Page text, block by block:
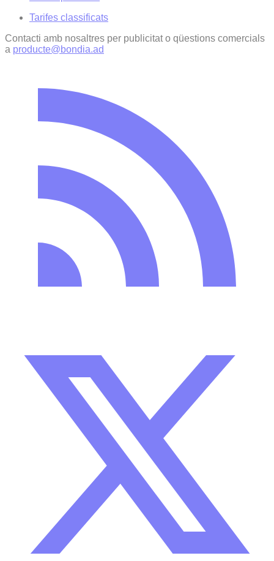
Tarifes classificats
Contacti amb nosaltres per publicitat o qüestions comercials
a producte@bondia.ad